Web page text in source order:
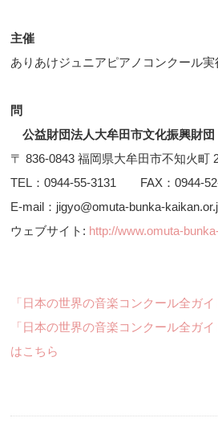
主催
ありあけジュニアピアノコンクール実
問
公益財団法人大牟田市文化振興財団
〒 836-0843 福岡県大牟田市不知火町
TEL：0944-55-3131 FAX：0944-
E-mail：jigyo@omuta-bunka-
ウェブサイト: http://www.omuta-
「日本の世界の音楽コンクール全ガ
「日本の世界の音楽コンクール全ガ
はこちら